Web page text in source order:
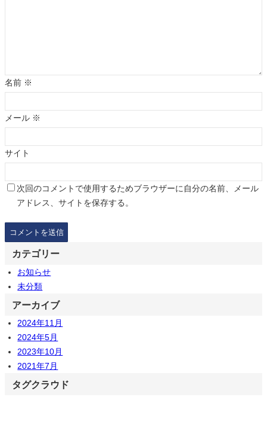
名前 ※
メール ※
サイト
次回のコメントで使用するためブラウザーに自分の名前、メール
アドレス、サイトを保存する。
カテゴリー
お知らせ
未分類
アーカイブ
2024年11月
2024年5月
2023年10月
2021年7月
タグクラウド